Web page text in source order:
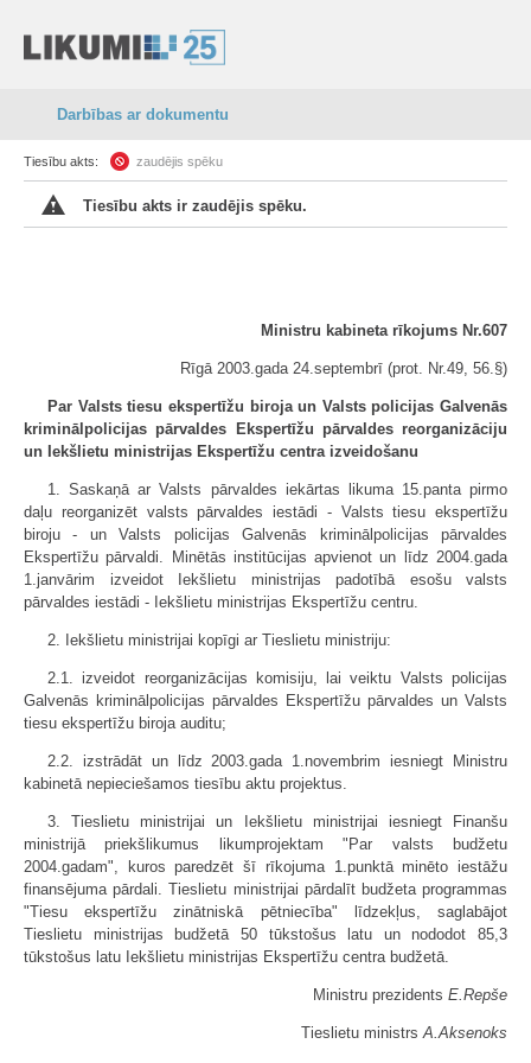
Darbības ar dokumentu
Tiesību akts: zaudējis spēku
Tiesību akts ir zaudējis spēku.
Ministru kabineta rīkojums Nr.607
Rīgā 2003.gada 24.septembrī (prot. Nr.49, 56.§)
Par Valsts tiesu ekspertīžu biroja un Valsts policijas Galvenās
kriminālpolicijas pārvaldes Ekspertīžu pārvaldes reorganizāciju
un Iekšlietu ministrijas Ekspertīžu centra izveidošanu
1. Saskaņā ar Valsts pārvaldes iekārtas likuma 15.panta pirmo
daļu reorganizēt valsts pārvaldes iestādi - Valsts tiesu ekspertīžu
biroju - un Valsts policijas Galvenās kriminālpolicijas pārvaldes
Ekspertīžu pārvaldi. Minētās institūcijas apvienot un līdz 2004.gada
1.janvārim izveidot Iekšlietu ministrijas padotībā esošu valsts
pārvaldes iestādi - Iekšlietu ministrijas Ekspertīžu centru.
2. Iekšlietu ministrijai kopīgi ar Tieslietu ministriju:
2.1. izveidot reorganizācijas komisiju, lai veiktu Valsts policijas
Galvenās kriminālpolicijas pārvaldes Ekspertīžu pārvaldes un Valsts
tiesu ekspertīžu biroja auditu;
2.2. izstrādāt un līdz 2003.gada 1.novembrim iesniegt Ministru
kabinetā nepieciešamos tiesību aktu projektus.
3. Tieslietu ministrijai un Iekšlietu ministrijai iesniegt Finanšu
ministrijā priekšlikumus likumprojektam "Par valsts budžetu
2004.gadam", kuros paredzēt šī rīkojuma 1.punktā minēto iestāžu
finansējuma pārdali. Tieslietu ministrijai pārdalīt budžeta programmas
"Tiesu ekspertīžu zinātniskā pētniecība" līdzekļus, saglabājot
Tieslietu ministrijas budžetā 50 tūkstošus latu un nododot 85,3
tūkstošus latu Iekšlietu ministrijas Ekspertīžu centra budžetā.
Ministru prezidents E.Repše
Tieslietu ministrsA.Aksenoks